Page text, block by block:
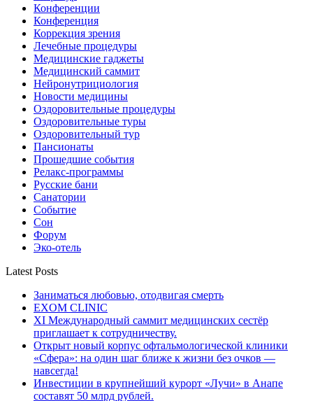
Конференции
Конференция
Коррекция зрения
Лечебные процедуры
Медицинские гаджеты
Медицинский саммит
Нейронутрициология
Новости медицины
Оздоровительные процедуры
Оздоровительные туры
Оздоровительный тур
Пансионаты
Прошедшие события
Релакс-программы
Русские бани
Санатории
Событие
Сон
Форум
Эко-отель
Latest Posts
Заниматься любовью, отодвигая смерть
EXOM CLINIC
XI Международный саммит медицинских сестёр
приглашает к сотрудничеству.
Открыт новый корпус офтальмологической клиники
«Сфера»: на один шаг ближе к жизни без очков —
навсегда!
Инвестиции в крупнейший курорт «Лучи» в Анапе
составят 50 млрд рублей.